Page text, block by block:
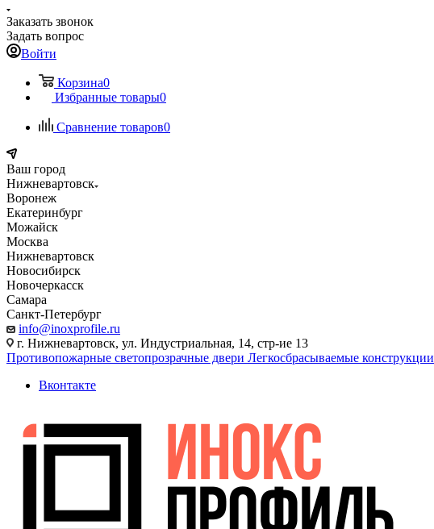
Заказать звонок
Задать вопрос
Войти
Корзина0
Избранные товары0
Сравнение товаров0
Ваш город
Нижневартовск
Воронеж
Екатеринбург
Можайск
Москва
Нижневартовск
Новосибирск
Новочеркасск
Самара
Санкт-Петербург
info@inoxprofile.ru
г. Нижневартовск, ул. Индустриальная, 14, стр-ие 13
Противопожарные светопрозрачные двери Легкосбрасываемые конструкции
Вконтакте